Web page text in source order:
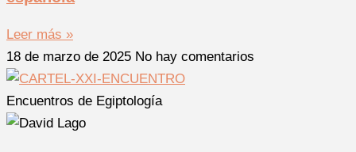
Leer más »
18 de marzo de 2025 No hay comentarios
Encuentros de Egiptología